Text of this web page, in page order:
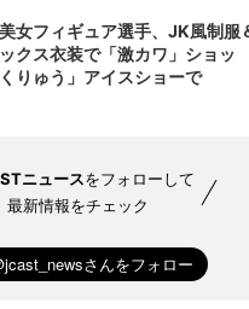
女フィギュア選手、JK風制服
クス衣装で「激カワ」ショッ
りゅう」アイスショーで
ニュースをフォローして
最新情報をチェック